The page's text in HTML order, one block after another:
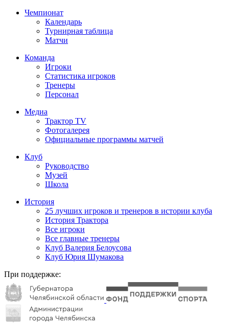
Чемпионат
Календарь
Турнирная таблица
Матчи
Команда
Игроки
Статистика игроков
Тренеры
Персонал
Медиа
Трактор TV
Фотогалерея
Официальные программы матчей
Клуб
Руководство
Музей
Школа
История
25 лучших игроков и тренеров в истории клуба
История Трактора
Все игроки
Все главные тренеры
Клуб Валерия Белоусова
Клуб Юрия Шумакова
При поддержке: